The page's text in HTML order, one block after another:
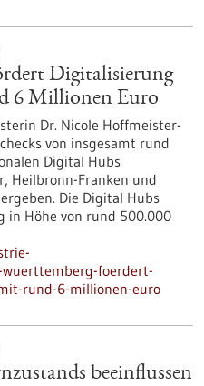
Digitalisierung
6 Millionen Euro
Dr. Nicole Hoffmeister-
von insgesamt rund
Digital Hubs
Heilbronn-Franken und
Die Digital Hubs
in Höhe von rund 500.000
foerdert-
rund-6-millionen-euro
beeinflussen